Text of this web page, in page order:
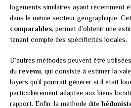
logements similaires ayant récemment
dans le même secteur géographique.
comparables, permet d’obtenir une
tenant compte des spécificités locales.
D’autres méthodes peuvent être
du revenu, qui consiste à estimer la
loyers qu’il pourrait générer si il était
particulièrement adaptée aux biens
rapport. Enfin, la méthode dite